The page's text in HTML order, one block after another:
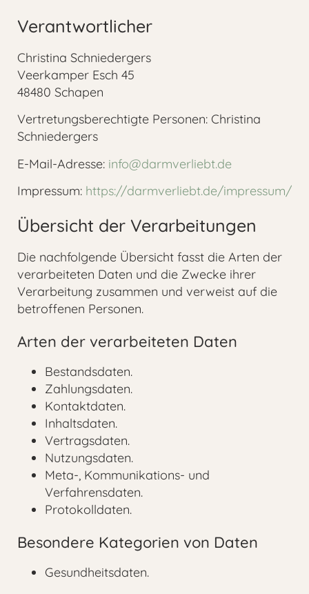
Verantwortlicher
Christina Schniedergers
Veerkamper Esch 45
48480 Schapen
Vertretungsberechtigte Personen: Christina
Schniedergers
E-Mail-Adresse: info@darmverliebt.de
Impressum: https://darmverliebt.de/impressum/
Übersicht der Verarbeitungen
Die nachfolgende Übersicht fasst die Arten der
verarbeiteten Daten und die Zwecke ihrer
Verarbeitung zusammen und verweist auf die
betroffenen Personen.
Arten der verarbeiteten Daten
Bestandsdaten.
Zahlungsdaten.
Kontaktdaten.
Inhaltsdaten.
Vertragsdaten.
Nutzungsdaten.
Meta-, Kommunikations- und
Verfahrensdaten.
Protokolldaten.
Besondere Kategorien von Daten
Gesundheitsdaten.